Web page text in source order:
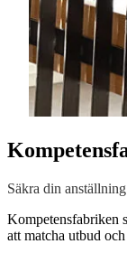
Säkra din
Kompetensfabriken
att matcha utbud